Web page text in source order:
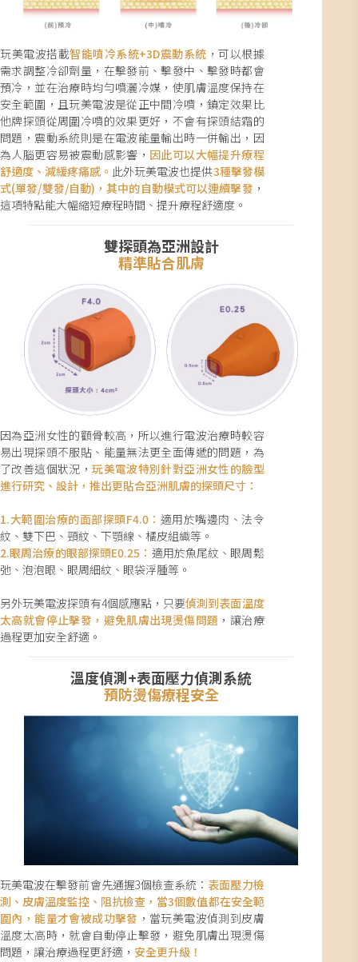
玩美電波搭載智能噴冷系統+3D震動系統 ，可以根據
需求調整冷卻劑量，在擊發前、擊發中、擊發時都會
預冷，並在治療時均勻噴灑冷媒，使肌膚溫度保持在
安全範圍，且玩美電波是從正中間冷噴，鎮定效果比
他牌探頭從周圍冷噴的效果更好，不會有探頭結霜的
問題，震動系統則是在電波能量輸出時一併輸出，因
為人腦更容易被震動感影響， 因此可以大幅提升療程
舒適度、減緩疼痛感。 此外玩美電波也提供3種擊發模
式(單發/雙發/自動)，其中的自動模式可以連續擊發 ，
這項特點能大幅縮短療程時間、提升療程舒適度。
雙探頭為亞洲設計
精準貼合肌膚
因為亞洲女性的顴骨較高，所以進行電波治療時較容
易出現探頭不服貼、能量無法更全面傳遞的問題，為
了改善這個狀況，玩美電波特別針對亞洲女性的臉型
進行研究、設計，推出更貼合亞洲肌膚的探頭尺寸：
1.大範圍治療的面部探頭F4.0： 適用於嘴邊肉、法令
紋、雙下巴、頸紋、下顎線、橘皮組織等。
2.眼周治療的眼部探頭E0.25： 適用於魚尾紋、眼周鬆
弛、泡泡眼、眼周細紋、眼袋浮腫等。
另外玩美電波探頭有4個感應點，只要偵測到表面溫度
太高就會停止擊發，避免肌膚出現燙傷問題 ，讓治療
過程更加安全舒適。
溫度偵測+表面壓力偵測系統
預防燙傷療程安全
玩美電波在擊發前會先通握3個檢查系統： 表面壓力檢
測、皮膚溫度監控、阻抗檢查，當3個數值都在安全範
圍內，能量才會被成功擊發 ，當玩美電波偵測到皮膚
溫度太高時，就會自動停止擊發，避免肌膚出現燙傷
問題，讓治療過程更舒適， 安全更升級！